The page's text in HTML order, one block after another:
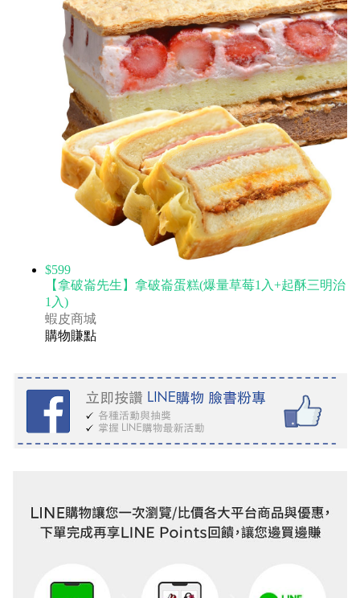
$599
【拿破崙先生】拿破崙蛋糕(爆量草莓1入+起酥三明治
1入)
蝦皮商城
購物賺點